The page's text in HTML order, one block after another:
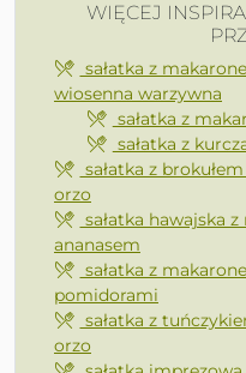
WIĘCEJ
sałatka z
wiosenna warzywna
sałatka z
sałatka z
sałatka z
orzo
sałatka hawajska
ananasem
sałatka z
pomidorami
sałatka z
orzo